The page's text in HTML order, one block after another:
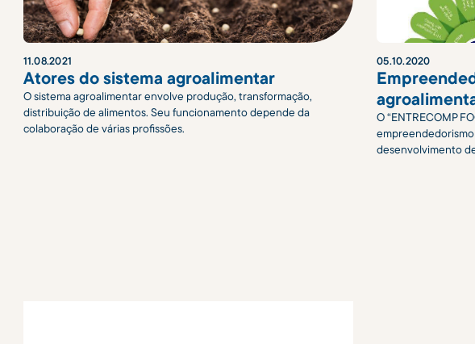
11.08.2021
Atores do sistema agroalimentar
O sistema agroalimentar envolve produção, transformação,
distribuição de alimentos. Seu funcionamento depende da
colaboração de várias profissões.
05.10.2020
O “ENTRECOMP
desenvolvimento